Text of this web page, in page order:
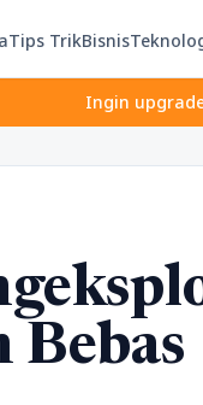
Tips TrikBisnis
upgrade skill tanpa
Bebas